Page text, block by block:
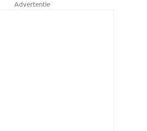
Advertentie